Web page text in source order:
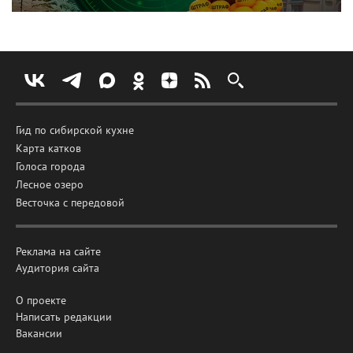
Гид по сибирской кухне
Карта катков
Голоса города
Лесное озеро
Весточка с передовой
Реклама на сайте
Аудитория сайта
О проекте
Написать редакции
Вакансии